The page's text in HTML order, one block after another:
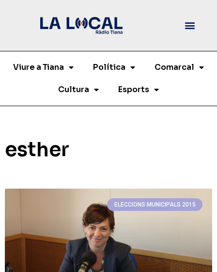
Viure a Tiana Política Comarcal
Cultura Esports
esther
ELECCIONS MUNICIPALS 2015